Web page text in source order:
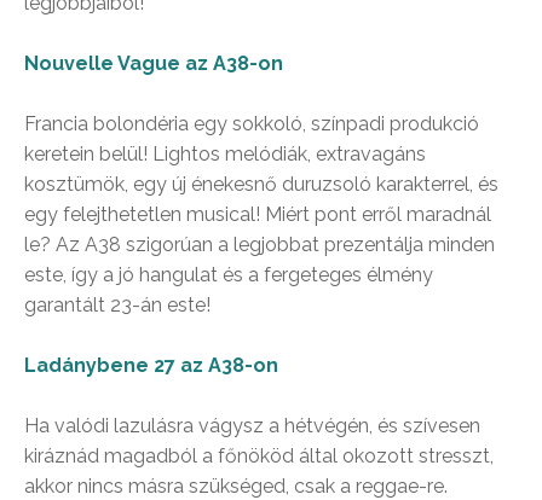
Nouvelle Vague az A38-on
Francia bolondéria egy sokkoló, színpadi produkció
keretein belül! Lightos melódiák, extravagáns
kosztümök, egy új énekesnő duruzsoló karakterrel, és
egy felejthetetlen musical! Miért pont erről maradnál
le? Az A38 szigorúan a legjobbat prezentálja minden
este, így a jó hangulat és a fergeteges élmény
garantált 23-án este!
Ladánybene 27 az A38-on
Ha valódi lazulásra vágysz a hétvégén, és szívesen
kiráznád magadból a főnököd által okozott stresszt,
akkor nincs másra szükséged, csak a reggae-re.